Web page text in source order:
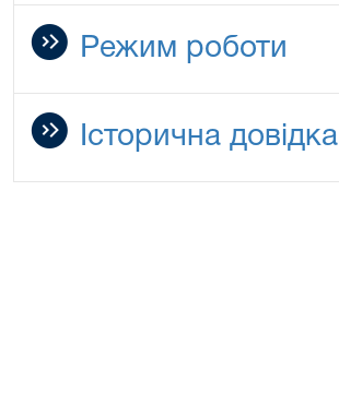
Режим роботи
Історична довідка